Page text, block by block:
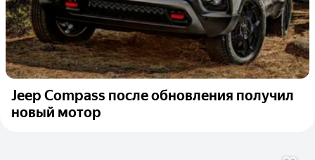
Jeep Compass после обновления получил
новый мотор